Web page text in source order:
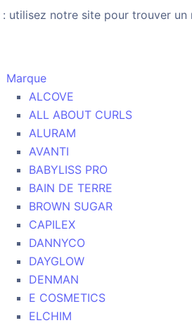
: utilisez notre site pour trouver un
Marque
ALCOVE
ALL ABOUT CURLS
ALURAM
AVANTI
BABYLISS PRO
BAIN DE TERRE
BROWN SUGAR
CAPILEX
DANNYCO
DAYGLOW
DENMAN
E COSMETICS
ELCHIM